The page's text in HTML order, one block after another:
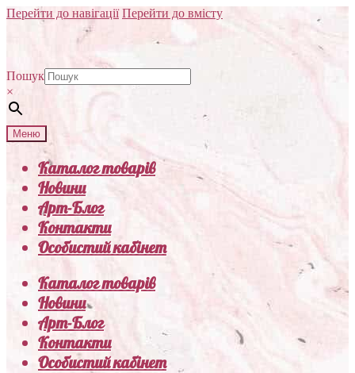
Перейти до навігації Перейти до вмісту
Пошук
×
Меню
Каталог товарів
Новини
Арт-Блог
Контакти
Особистий кабінет
Каталог товарів
Новини
Арт-Блог
Контакти
Особистий кабінет